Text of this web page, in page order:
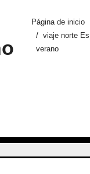
Página de inicio
viaje norte
verano